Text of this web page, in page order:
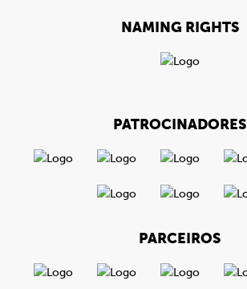
NAMING RIGHTS
PATROCINADORES
PARCEIROS